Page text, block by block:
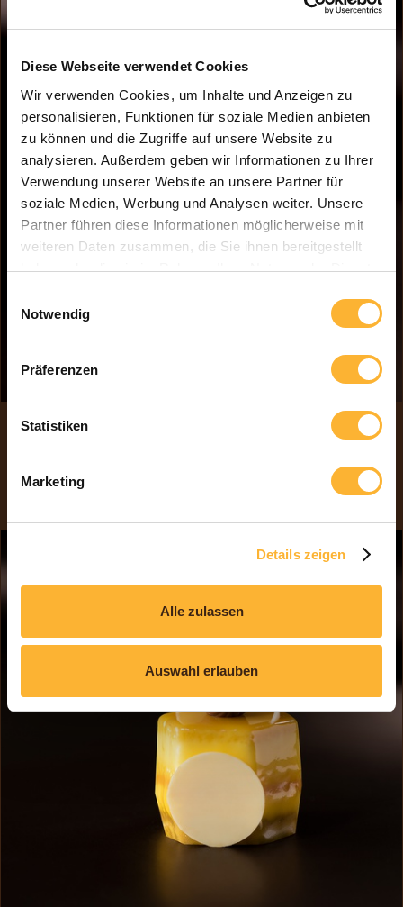
Diese Webseite verwendet Cookies
Wir verwenden Cookies, um Inhalte und Anzeigen zu
personalisieren, Funktionen für soziale Medien anbieten
zu können und die Zugriffe auf unsere Website zu
analysieren. Außerdem geben wir Informationen zu Ihrer
Verwendung unserer Website an unsere Partner für
soziale Medien, Werbung und Analysen weiter. Unsere
Partner führen diese Informationen möglicherweise mit
weiteren Daten zusammen, die Sie ihnen bereitgestellt
haben oder die sie im Rahmen Ihrer Nutzung der Dienste
Notwendig
Präferenzen
Statistiken
Marketing
Details zeigen
Alle zulassen
Auswahl erlauben
FRISCH